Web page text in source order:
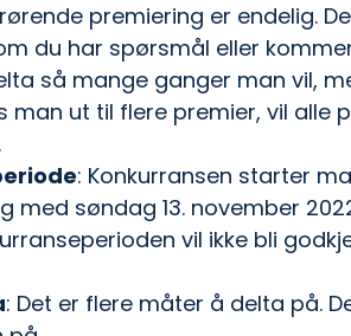
premiering er endelig.
du har spørsmål eller
så mange ganger man vil,
man ut til flere premier, vil alle
: Konkurransen starter
med søndag 13. november
vil ikke bli
: Det er flere måter å delta på.